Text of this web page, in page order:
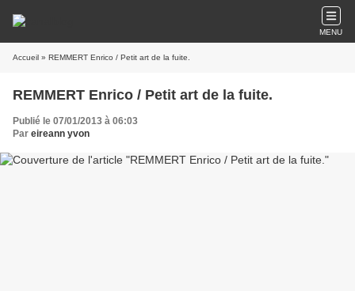
MENU
Accueil » REMMERT Enrico / Petit art de la fuite.
REMMERT Enrico / Petit art de la fuite.
Publié le 07/01/2013 à 06:03
Par eireann yvon